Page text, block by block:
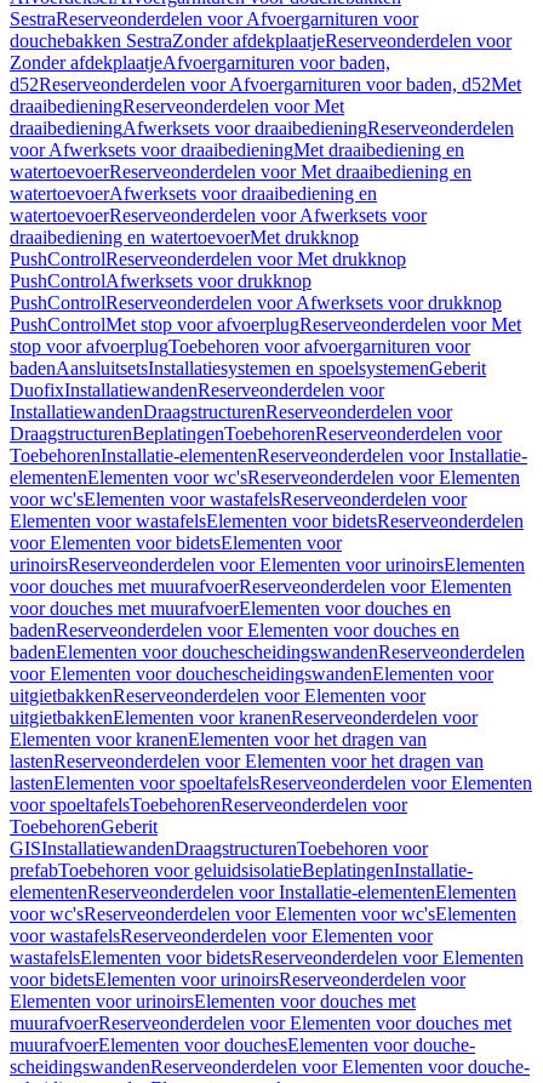
SestraReserveonderdelen voor Afvoergarnituren voor
douchebakken SestraZonder afdekplaatjeReserveonderdelen voor
Zonder afdekplaatjeAfvoergarnituren voor baden,
d52Reserveonderdelen voor Afvoergarnituren voor baden, d52Met
draaibedieningReserveonderdelen voor Met
draaibedieningAfwerksets voor draaibedieningReserveonderdelen
voor Afwerksets voor draaibedieningMet draaibediening en
watertoevoerReserveonderdelen voor Met draaibediening en
watertoevoerAfwerksets voor draaibediening en
watertoevoerReserveonderdelen voor Afwerksets voor
draaibediening en watertoevoerMet drukknop
PushControlReserveonderdelen voor Met drukknop
PushControlAfwerksets voor drukknop
PushControlReserveonderdelen voor Afwerksets voor drukknop
PushControlMet stop voor afvoerplugReserveonderdelen voor Met
stop voor afvoerplugToebehoren voor afvoergarnituren voor
badenAansluitsetsInstallatiesystemen en spoelsystemenGeberit
DuofixInstallatiewandenReserveonderdelen voor
InstallatiewandenDraagstructurenReserveonderdelen voor
DraagstructurenBeplatingenToebehorenReserveonderdelen voor
ToebehorenInstallatie-elementenReserveonderdelen voor Installatie-
elementenElementen voor wc'sReserveonderdelen voor Elementen
voor wc'sElementen voor wastafelsReserveonderdelen voor
Elementen voor wastafelsElementen voor bidetsReserveonderdelen
voor Elementen voor bidetsElementen voor
urinoirsReserveonderdelen voor Elementen voor urinoirsElementen
voor douches met muurafvoerReserveonderdelen voor Elementen
voor douches met muurafvoerElementen voor douches en
badenReserveonderdelen voor Elementen voor douches en
badenElementen voor douchescheidingswandenReserveonderdelen
voor Elementen voor douchescheidingswandenElementen voor
uitgietbakkenReserveonderdelen voor Elementen voor
uitgietbakkenElementen voor kranenReserveonderdelen voor
Elementen voor kranenElementen voor het dragen van
lastenReserveonderdelen voor Elementen voor het dragen van
lastenElementen voor spoeltafelsReserveonderdelen voor Elementen
voor spoeltafelsToebehorenReserveonderdelen voor
ToebehorenGeberit
GISInstallatiewandenDraagstructurenToebehoren voor
prefabToebehoren voor geluidsisolatieBeplatingenInstallatie-
elementenReserveonderdelen voor Installatie-elementenElementen
voor wc'sReserveonderdelen voor Elementen voor wc'sElementen
voor wastafelsReserveonderdelen voor Elementen voor
wastafelsElementen voor bidetsReserveonderdelen voor Elementen
voor bidetsElementen voor urinoirsReserveonderdelen voor
Elementen voor urinoirsElementen voor douches met
muurafvoerReserveonderdelen voor Elementen voor douches met
muurafvoerElementen voor douchesElementen voor douche-
scheidingswandenReserveonderdelen voor Elementen voor douche-